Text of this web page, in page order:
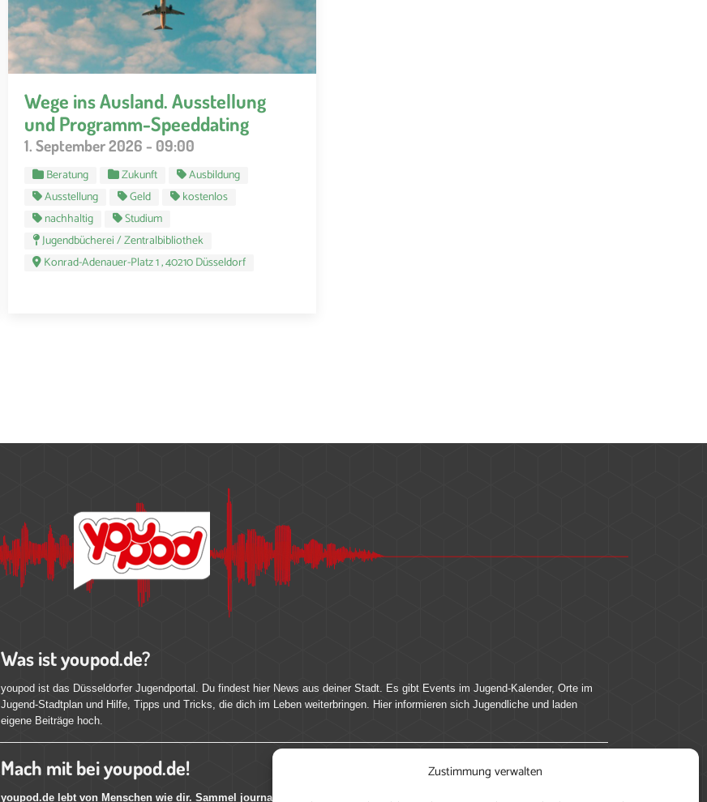
Zustimmung verwalten
Wege ins Ausland. Ausstellung
und Programm-Speeddating
1. September 2026 - 09:00
Beratung Zukunft
Ausbildung
Ausstellung
Geld
kostenlos
nachhaltig
Studium
Jugendbücherei / Zentralbibliothek
Konrad-Adenauer-Platz 1 , 40210 Düsseldorf
Was ist youpod.de?
youpod ist das Düsseldorfer Jugendportal. Du findest hier News aus deiner Stadt. Es gibt Events im Jugend-Kalender, Orte im
Jugend-Stadtplan und Hilfe, Tipps und Tricks, die dich im Leben weiterbringen. Hier informieren sich Jugendliche und laden
eigene Beiträge hoch.
Mach mit bei youpod.de!
youpod.de lebt von Menschen wie dir. Sammel journalistische Erfahrung, teile deine Perspektive und veröffentliche